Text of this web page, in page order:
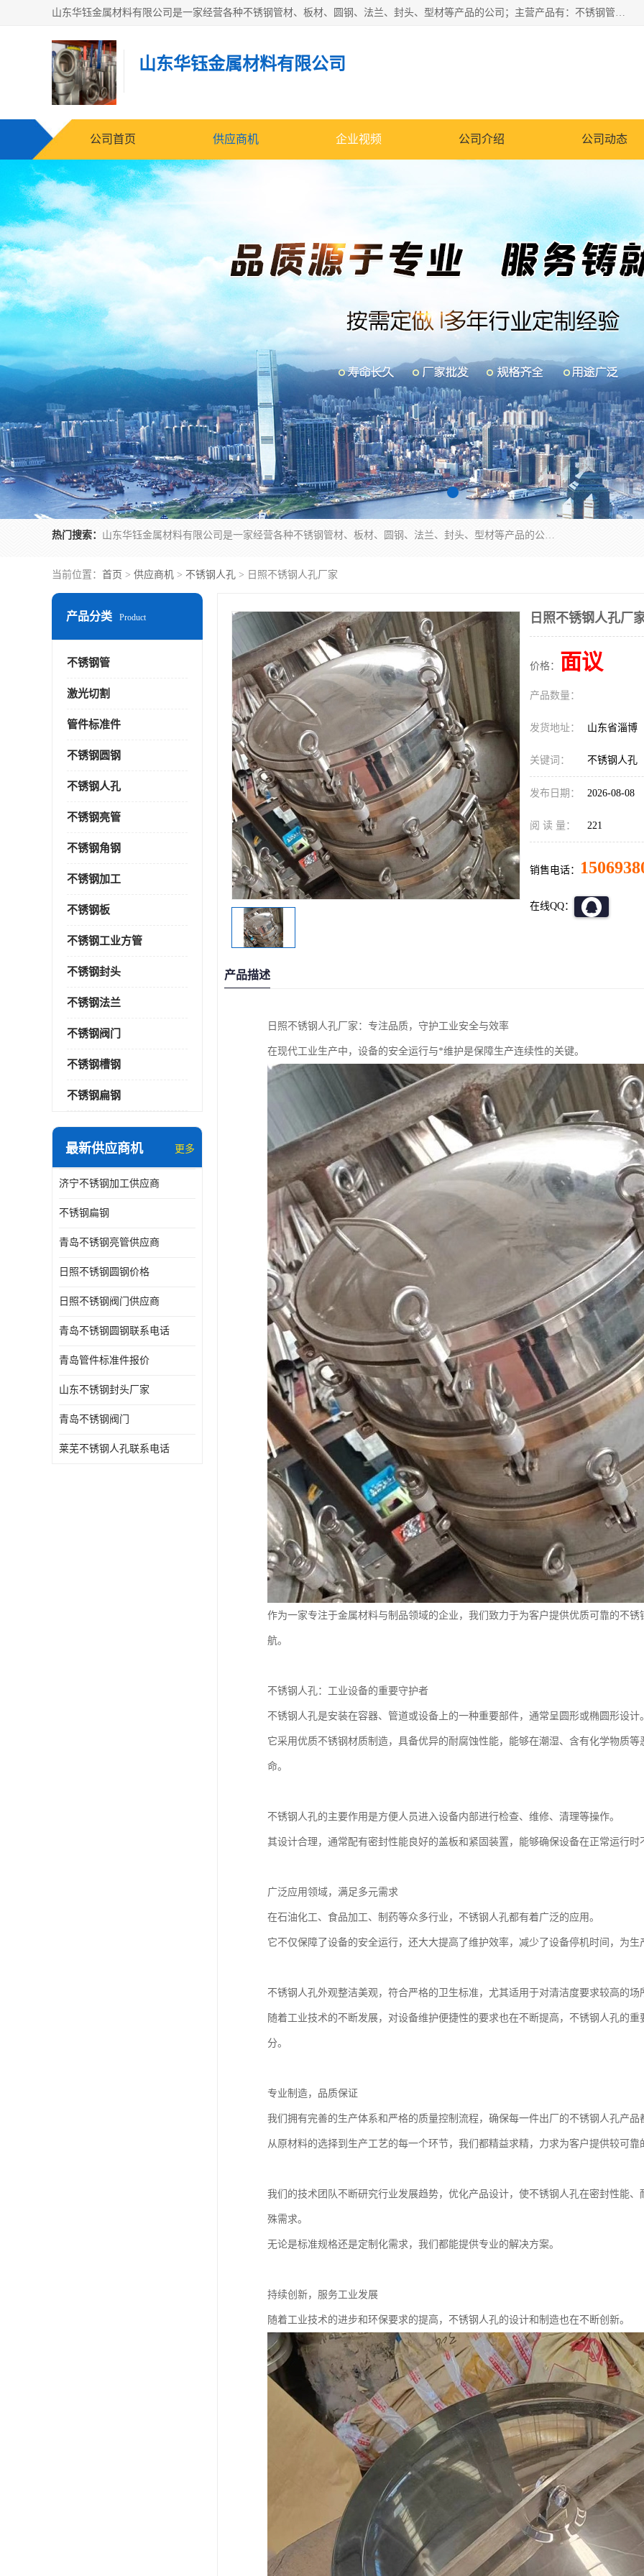
山东华钰金属材料有限公司是一家经营各种不锈钢管材、板材、圆钢、法兰、封头、型材等产品的公司；主营产品有：不锈钢管，激光切割，管件标准件，不锈钢圆钢，不锈钢人孔，不锈钢亮管，不锈钢角钢，不锈钢加工，不锈钢管子，不锈钢工业方管，不锈钢封头，不锈钢法兰，不锈钢阀门，不锈钢槽钢，不锈钢扁钢，不锈钢板等；可为客户制作各种规格的型材及不锈钢配件、非标准件及各种容器具等，能满足客户的不同采购要求。
山东华钰金属材料有限公司
公司首页 供应商机 企业视频 公司介绍 公司动态
热门搜索： 山东华钰金属材料有限公司是一家经营各种不锈钢管材、板材、圆钢、法兰、封头、型材等产品的公司；主营产品有：不锈钢管，激光切割，管件标准件，不锈钢圆钢，不锈钢人孔，不锈钢亮管，不锈钢角钢，不锈钢加工，不锈钢管子，不锈钢工业方管，不锈钢封头，不锈钢法兰，不锈钢阀门，不锈钢槽钢，不锈钢扁钢，不锈钢板等；可为客户制作各种规格的型材及不锈钢配件、非标准件及各种容器具等，能满足客户的不同采购要求。
当前位置： 首页 > 供应商机 > 不锈钢人孔 > 日照不锈钢人孔厂家
产品分类 Product
不锈钢管
激光切割
管件标准件
不锈钢圆钢
不锈钢人孔
不锈钢亮管
不锈钢角钢
不锈钢加工
不锈钢板
不锈钢工业方管
不锈钢封头
不锈钢法兰
不锈钢阀门
不锈钢槽钢
不锈钢扁钢
最新供应商机 更多
济宁不锈钢加工供应商
不锈钢扁钢
青岛不锈钢亮管供应商
日照不锈钢圆钢价格
日照不锈钢阀门供应商
青岛不锈钢圆钢联系电话
青岛管件标准件报价
山东不锈钢封头厂家
青岛不锈钢阀门
莱芜不锈钢人孔联系电话
日照不锈钢人孔厂
价格： 面议
产品数量：
发货地址： 山东省淄博
关键词： 不锈钢人孔
发布日期： 2026-08-08
阅 读 量： 221
销售电话：
在线QQ：
产品描述
日照不锈钢人孔厂家：专注品质，守护工业安全与效率
在现代工业生产中，设备的安全运行与*维护是保障生产连续性的关键。
作为一家专注于金属材料与制品领域的企业，我们致力于为客户提供优质可靠的不
航。
不锈钢人孔：工业设备的重要守护者
不锈钢人孔是安装在容器、管道或设备上的一种重要部件，通常呈圆形或椭圆形设计
它采用优质不锈钢材质制造，具备优异的耐腐蚀性能，能够在潮湿、含有化学物质
命。
不锈钢人孔的主要作用是方便人员进入设备内部进行检查、维修、清理等操作。
其设计合理，通常配有密封性能良好的盖板和紧固装置，能够确保设备在正常运行
广泛应用领域，满足多元需求
在石油化工、食品加工、制药等众多行业，不锈钢人孔都有着广泛的应用。
它不仅保障了设备的安全运行，还大大提高了维护效率，减少了设备停机时间，为
不锈钢人孔外观整洁美观，符合严格的卫生标准，尤其适用于对清洁度要求较高的场
随着工业技术的不断发展，对设备维护便捷性的要求也在不断提高，不锈钢人孔的
分。
专业制造，品质保证
我们拥有完善的生产体系和严格的质量控制流程，确保每一件出厂的不锈钢人孔产
从原材料的选择到生产工艺的每一个环节，我们都精益求精，力求为客户提供较可靠
我们的技术团队不断研究行业发展趋势，优化产品设计，使不锈钢人孔在密封性能
殊需求。
无论是标准规格还是定制化需求，我们都能提供专业的解决方案。
持续创新，服务工业发展
随着工业技术的进步和环保要求的提高，不锈钢人孔的设计和制造也在不断创新。